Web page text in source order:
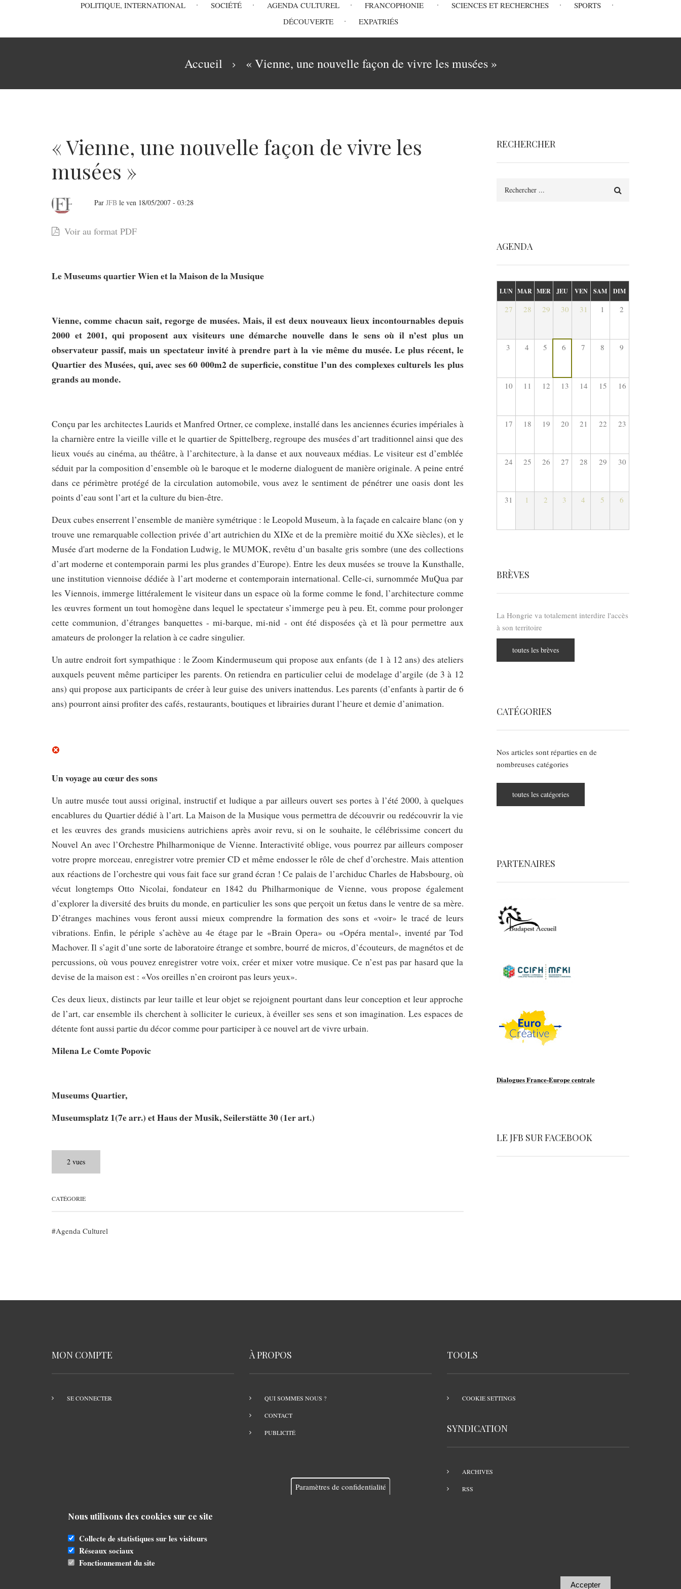
MainPOLITIQUE, INTERNATIONAL SOCIÉTÉ AGENDA CULTUREL FRANCOPHONIE SCIENCES ET RECHERCHES
SPORTS
DÉCOUVERTE
EXPATRIÉS
Accueil « Vienne, une nouvelle façon de vivre les musées »
« Vienne, une nouvelle façon de vivre les
musées »
«
Vienne,
nouvelle
de
vivre
les
musées
»
Par JFB le ven 18/05/2007 - 03:28
Voir au format PDF
Le Museums quartier Wien et la Maison de la Musique
Vienne, comme chacun sait, regorge de musées. Mais, il est deux nouveaux lieux incontournables depuis
2000 et 2001, qui proposent aux visiteurs une démarche nouvelle dans le sens où il n’est plus un
observateur passif, mais un spectateur invité à prendre part à la vie même du musée. Le plus récent, le
Quartier des Musées, qui, avec ses 60 000m2 de superficie, constitue l’un des complexes culturels les plus
grands au monde.
Conçu par les architectes Laurids et Manfred Ortner, ce complexe, installé dans les anciennes écuries impériales à
la charnière entre la vieille ville et le quartier de Spittelberg, regroupe des musées d’art traditionnel ainsi que des
lieux voués au cinéma, au théâtre, à l’architecture, à la danse et aux nouveaux médias. Le visiteur est d’emblée
séduit par la composition d’ensemble où le baroque et le moderne dialoguent de manière originale. A peine entré
dans ce périmètre protégé de la circulation automobile, vous avez le sentiment de pénétrer une oasis dont les
points d’eau sont l’art et la culture du bien-être.
Deux cubes enserrent l’ensemble de manière symétrique : le Leopold Museum, à la façade en calcaire blanc (on y
trouve une remarquable collection privée d’art autrichien du XIXe et de la première moitié du XXe siècles), et le
Musée d'art moderne de la Fondation Ludwig, le MUMOK, revêtu d’un basalte gris sombre (une des collections
d’art moderne et contemporain parmi les plus grandes d’Europe). Entre les deux musées se trouve la Kunsthalle,
une institution viennoise dédiée à l’art moderne et contemporain international. Celle-ci, surnommée MuQua par
les Viennois, immerge littéralement le visiteur dans un espace où la forme comme le fond, l’architecture comme
les œuvres forment un tout homogène dans lequel le spectateur s’immerge peu à peu. Et, comme pour prolonger
cette communion, d’étranges banquettes - mi-barque, mi-nid - ont été disposées çà et là pour permettre aux
amateurs de prolonger la relation à ce cadre singulier.
Un autre endroit fort sympathique : le Zoom Kindermuseum qui propose aux enfants (de 1 à 12 ans) des ateliers
auxquels peuvent même participer les parents. On retiendra en particulier celui de modelage d’argile (de 3 à 12
ans) qui propose aux participants de créer à leur guise des univers inattendus. Les parents (d’enfants à partir de 6
ans) pourront ainsi profiter des cafés, restaurants, boutiques et librairies durant l’heure et demie d’animation.
Un voyage au cœur des sons
Un autre musée tout aussi original, instructif et ludique a par ailleurs ouvert ses portes à l’été 2000, à quelques
encablures du Quartier dédié à l’art. La Maison de la Musique vous permettra de découvrir ou redécouvrir la vie
et les œuvres des grands musiciens autrichiens après avoir revu, si on le souhaite, le célébrissime concert du
Nouvel An avec l’Orchestre Philharmonique de Vienne. Interactivité oblige, vous pourrez par ailleurs composer
votre propre morceau, enregistrer votre premier CD et même endosser le rôle de chef d’orchestre. Mais attention
aux réactions de l’orchestre qui vous fait face sur grand écran ! Ce palais de l’archiduc Charles de Habsbourg, où
vécut longtemps Otto Nicolai, fondateur en 1842 du Philharmonique de Vienne, vous propose également
d’explorer la diversité des bruits du monde, en particulier les sons que perçoit un fœtus dans le ventre de sa mère.
D’étranges machines vous feront aussi mieux comprendre la formation des sons et «voir» le tracé de leurs
vibrations. Enfin, le périple s’achève au 4e étage par le «Brain Opera» ou «Opéra mental», inventé par Tod
Machover. Il s’agit d’une sorte de laboratoire étrange et sombre, bourré de micros, d’écouteurs, de magnétos et de
percussions, où vous pouvez enregistrer votre voix, créer et mixer votre musique. Ce n’est pas par hasard que la
devise de la maison est : «Vos oreilles n’en croiront pas leurs yeux».
Ces deux lieux, distincts par leur taille et leur objet se rejoignent pourtant dans leur conception et leur approche
de l’art, car ensemble ils cherchent à solliciter le curieux, à éveiller ses sens et son imagination. Les espaces de
détente font aussi partie du décor comme pour participer à ce nouvel art de vivre urbain.
Milena Le Comte Popovic
Museums Quartier,
Museumsplatz 1(7e arr.) et Haus der Musik, Seilerstätte 30 (1er art.)
2 vues
CATÉGORIE
Agenda Culturel
RECHERCHER
AGENDA
LUN MAR MER JEU VEN SAM DIM
27 28 29 30 31 1 2
3 4 5 6 7 8 9
10 11 12 13 14 15 16
17 18 19 20 21 22 23
24 25 26 27 28 29 30
31 1 2 3 4 5 6
BRÈVES
La Hongrie va totalement interdire l'accès
à son territoire
toutes les brèves
CATÉGORIES
Nos articles sont réparties en de
nombreuses catégories
toutes les catégories
PARTENAIRES
Dialogues France-Europe centrale
LE JFB SUR FACEBOOK
MON COMPTE
SE CONNECTER
À PROPOS
QUI SOMMES NOUS ?
CONTACT
PUBLICITÉ
TOOLS
COOKIE SETTINGS
SYNDICATION
ARCHIVES
RSS
Paramètres de confidentialité
Nous utilisons des cookies sur ce site
Collecte de statistiques sur les visiteurs
Réseaux sociaux
Fonctionnement du site
Accepter